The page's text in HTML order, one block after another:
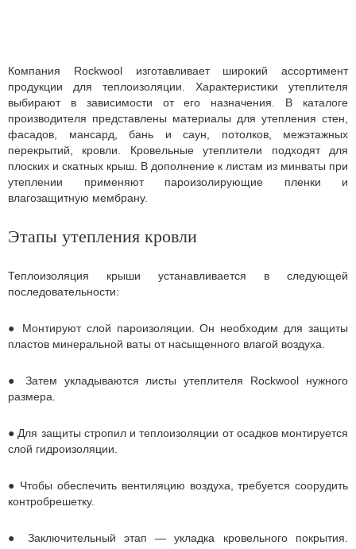
Компания Rockwool изготавливает широкий ассортимент
продукции для теплоизоляции. Характеристики утеплителя
выбирают в зависимости от его назначения. В каталоге
производителя представлены материалы для утепления стен,
фасадов, мансард, бань и саун, потолков, межэтажных
перекрытий, кровли. Кровельные утеплители подходят для
плоских и скатных крыш. В дополнение к листам из минваты при
утеплении применяют пароизолирующие пленки и
влагозащитную мембрану.
Этапы утепления кровли
Теплоизоляция крыши устанавливается в следующей
последовательности:
● Монтируют слой пароизоляции. Он необходим для защиты
пластов минеральной ваты от насыщенного влагой воздуха.
● Затем укладываются листы утеплителя Rockwool нужного
размера.
● Для защиты стропил и теплоизоляции от осадков монтируется
слой гидроизоляции.
● Чтобы обеспечить вентиляцию воздуха, требуется соорудить
контробрешетку.
● Заключительный этап — укладка кровельного покрытия.